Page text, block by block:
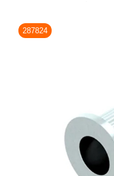
287824